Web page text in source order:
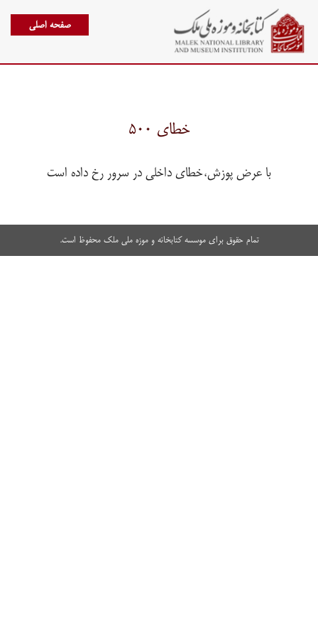
صفحه اصلی
خطای ۵۰۰
با عرض پوزش،خطای داخلی در سرور رخ داده است
تمام حقوق برای موسسه کتابخانه و موزه ملی ملک محفوظ است.